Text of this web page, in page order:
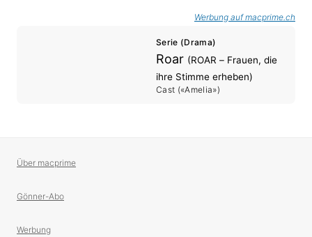
Werbung auf macprime.ch
Serie (Drama)
Roar (ROAR – Frauen, die
ihre Stimme erheben)
Cast («Amelia»)
Über macprime
Gönner-Abo
Werbung